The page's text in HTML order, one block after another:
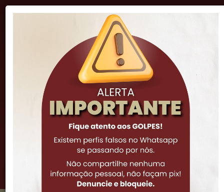
"A lei é inteligência, e sua função natural é impor o
procedimento correto e proibir a má ação."
(51) 3341-7972
(51) 3061-0252
(51) 99973-6308